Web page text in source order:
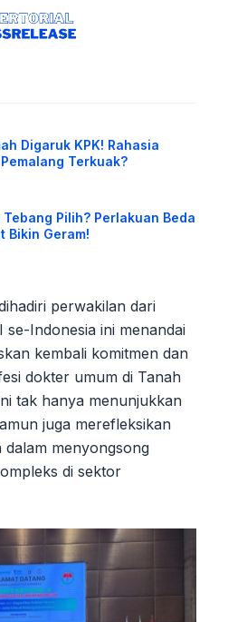
Digaruk KPK! Rahasia
Terkuak?
Tebang Pilih? Perlakuan Beda
Bikin Geram!
perwakilan dari
Indonesia ini menandai
kembali komitmen dan
dokter umum di Tanah
tak hanya menunjukkan
juga merefleksikan
dalam menyongsong
di sektor